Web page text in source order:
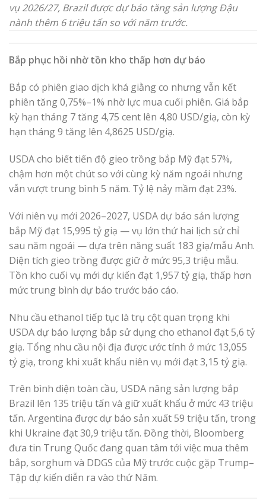
vụ 2026/27, Brazil được dự báo tăng sản lượng Đậu
nành thêm 6 triệu tấn so với năm trước.
Bắp phục hồi nhờ tồn kho thấp hơn dự báo
Bắp có phiên giao dịch khá giằng co nhưng vẫn kết
phiên tăng 0,75%–1% nhờ lực mua cuối phiên. Giá bắp
kỳ hạn tháng 7 tăng 4,75 cent lên 4,80 USD/giạ, còn kỳ
hạn tháng 9 tăng lên 4,8625 USD/giạ.
USDA cho biết tiến độ gieo trồng bắp Mỹ đạt 57%,
chậm hơn một chút so với cùng kỳ năm ngoái nhưng
vẫn vượt trung bình 5 năm. Tỷ lệ nảy mầm đạt 23%.
Với niên vụ mới 2026–2027, USDA dự báo sản lượng
bắp Mỹ đạt 15,995 tỷ giạ — vụ lớn thứ hai lịch sử chỉ
sau năm ngoái — dựa trên năng suất 183 giạ/mẫu Anh.
Diện tích gieo trồng được giữ ở mức 95,3 triệu mẫu.
Tồn kho cuối vụ mới dự kiến đạt 1,957 tỷ giạ, thấp hơn
mức trung bình dự báo trước báo cáo.
Nhu cầu ethanol tiếp tục là trụ cột quan trọng khi
USDA dự báo lượng bắp sử dụng cho ethanol đạt 5,6 tỷ
giạ. Tổng nhu cầu nội địa được ước tính ở mức 13,055
tỷ giạ, trong khi xuất khẩu niên vụ mới đạt 3,15 tỷ giạ.
Trên bình diện toàn cầu, USDA nâng sản lượng bắp
Brazil lên 135 triệu tấn và giữ xuất khẩu ở mức 43 triệu
tấn. Argentina được dự báo sản xuất 59 triệu tấn, trong
khi Ukraine đạt 30,9 triệu tấn. Đồng thời, Bloomberg
đưa tin Trung Quốc đang quan tâm tới việc mua thêm
bắp, sorghum và DDGS của Mỹ trước cuộc gặp Trump–
Tập dự kiến diễn ra vào thứ Năm.